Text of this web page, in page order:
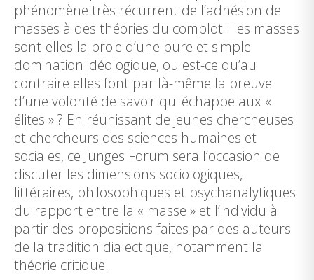
phénomène très récurrent de l’adhésion de
masses à des théories du complot : les masses
sont-elles la proie d’une pure et simple
domination idéologique, ou est-ce qu’au
contraire elles font par là-même la preuve
d’une volonté de savoir qui échappe aux «
élites » ? En réunissant de jeunes chercheuses
et chercheurs des sciences humaines et
sociales, ce Junges Forum sera l’occasion de
discuter les dimensions sociologiques,
littéraires, philosophiques et psychanalytiques
du rapport entre la « masse » et l’individu à
partir des propositions faites par des auteurs
de la tradition dialectique, notamment la
théorie critique.